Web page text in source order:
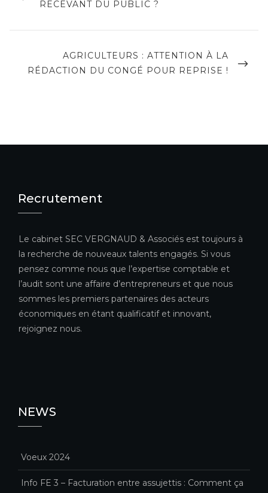
l’article
POST
RECEVANT DU PUBLIC ?
NEXT
POST
AGRICULTEURS : ATTENTION À LA
RÉDACTION DU CONGÉ POUR REPRISE !
Recrutement
Le cabinet SEC VERGNAUD & Associés est toujours à
la recherche de nouveaux talents engagés. Si vous
pensez comme nous que l’expertise comptable et
l’audit sont une affaire d’entrepreneurs et que nous
sommes les premiers partenaires des acteurs
économiques en étant qualificatif et innovant,
rejoignez nous.
NEWS
Voeux 2024
Info FE 3 – Facturation entre assujettis : Comment ça